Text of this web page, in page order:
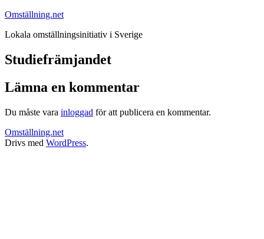
Hoppa
innehåll
Omställning.net
Lokala omställningsinitiativ i Sverige
Studiefrämjandet
Lämna en kommentar
Du måste vara inloggad för att publicera en kommentar.
Omställning.net
Drivs med WordPress.